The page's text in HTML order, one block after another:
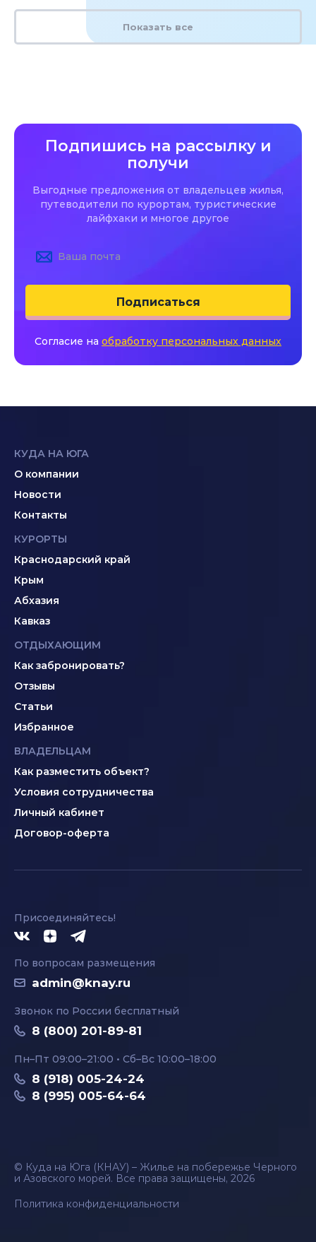
Показать все
Подпишись на рассылку и
получи
Выгодные предложения от владельцев жилья,
путеводители по курортам, туристические
лайфхаки и многое другое
Подписаться
Согласие на обработку персональных данных
КУДА НА ЮГА
О компании
Новости
Контакты
КУРОРТЫ
Краснодарский край
Крым
Абхазия
Кавказ
ОТДЫХАЮЩИМ
Как забронировать?
Отзывы
Статьи
Избранное
ВЛАДЕЛЬЦАМ
Как разместить объект?
Условия сотрудничества
Личный кабинет
Договор-оферта
Присоединяйтесь!
По вопросам размещения
admin@knay.ru
Звонок по России бесплатный
8 (800) 201-89-81
Пн–Пт 09:00–21:00 • Сб–Вс 10:00–18:00
8 (918) 005-24-24
8 (995) 005-64-64
© Куда на Юга (КНАУ) – Жилье на побережье Черного
и Азовского морей. Все права защищены, 2026
Политика конфиденциальности